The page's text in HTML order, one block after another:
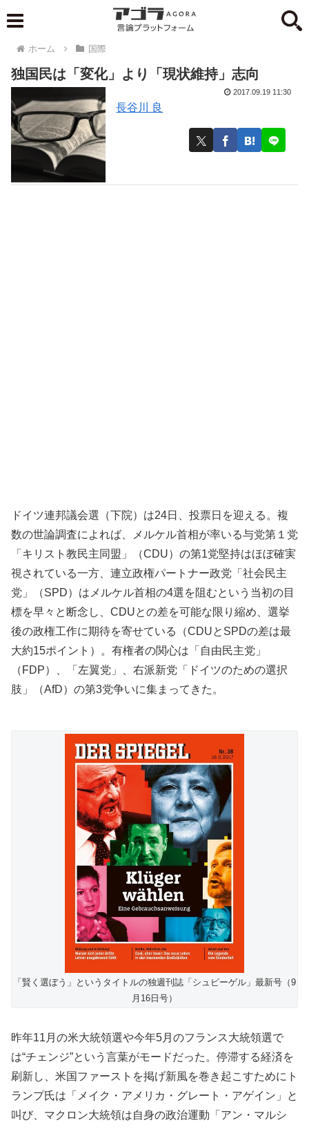
ホーム 国際
独国民は「変化」より「現状維持」志向
長谷川 良
2017.09.19 11:30
ドイツ連邦議会選（下院）は24日、投票日を迎える。複
数の世論調査によれば、メルケル首相が率いる与党第１党
「キリスト教民主同盟」（CDU）の第1党堅持はほぼ確実
視されている一方、連立政権パートナー政党「社会民主
党」（SPD）はメルケル首相の4選を阻むという当初の目
標を早々と断念し、CDUとの差を可能な限り縮め、選挙
後の政権工作に期待を寄せている（CDUとSPDの差は最
大約15ポイント）。有権者の関心は「自由民主党」
（FDP）、「左翼党」、右派新党「ドイツのための選択
肢」（AfD）の第3党争いに集まってきた。
「賢く選ぼう」というタイトルの独週刊誌「シュピーゲル」最新号（9
月16日号）
昨年11月の米大統領選や今年5月のフランス大統領選で
は“チェンジ”という言葉がモードだった。停滞する経済を
刷新し、米国ファーストを掲げ新風を巻き起こすためにト
ランプ氏は「メイク・アメリカ・グレート・アゲイン」と
叫び、マクロン大統領は自身の政治運動「アン・マルシ